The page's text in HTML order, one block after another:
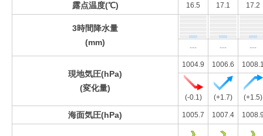
露点温度(℃) 16.5 17.1 17.2
3時間降水量
(mm)
--- --- ---
現地気圧(hPa)
(変化量)
1004.9 1006.6
(-0.1) (+1.7) (+1.5)
海面気圧(hPa) 1005.7 1007.4